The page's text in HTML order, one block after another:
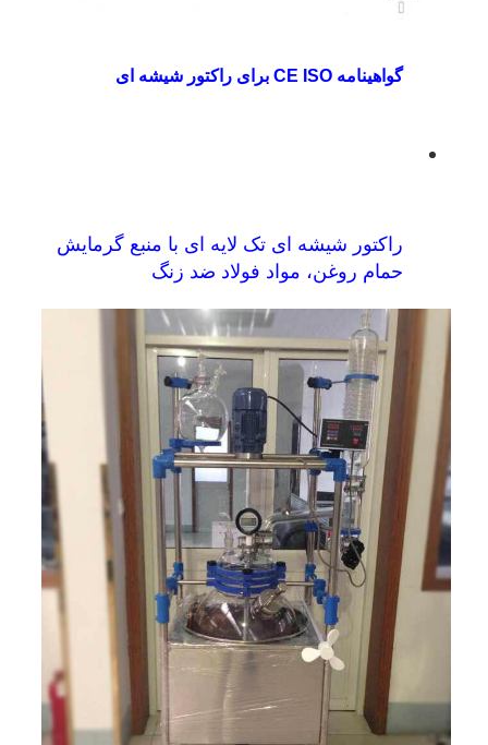
گواهینامه CE ISO برای راکتور شیشه ای
راکتور شیشه ای تک لایه ای با منبع گرمایش
حمام روغن، مواد فولاد ضد زنگ